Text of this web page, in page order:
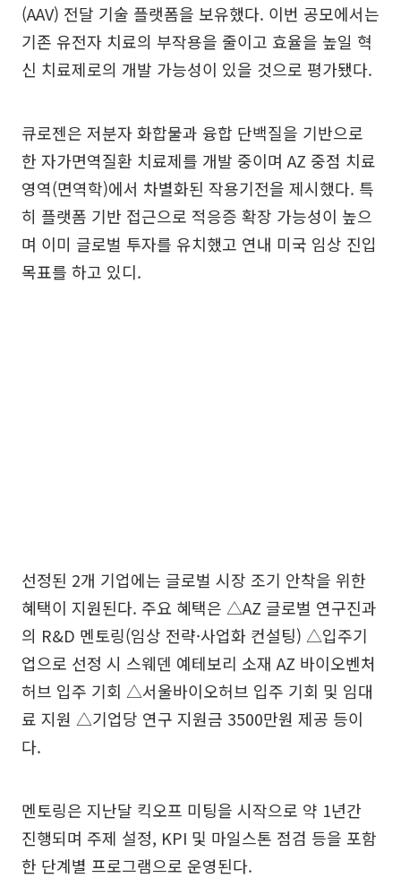
(AAV) 전달 기술 플랫폼을 보유했다. 이번 공모에서는
기존 유전자 치료의 부작용을 줄이고 효율을 높일 혁
신 치료제로의 개발 가능성이 있을 것으로 평가됐다.
큐로젠은 저분자 화합물과 융합 단백질을 기반으로
한 자가면역질환 치료제를 개발 중이며 AZ 중점 치료
영역(면역학)에서 차별화된 작용기전을 제시했다. 특
히 플랫폼 기반 접근으로 적응증 확장 가능성이 높으
며 이미 글로벌 투자를 유치했고 연내 미국 임상 진입
목표를 하고 있디.
선정된 2개 기업에는 글로벌 시장 조기 안착을 위한
혜택이 지원된다. 주요 혜택은 △AZ 글로벌 연구진과
의 R&D 멘토링(임상 전략·사업화 컨설팅) △입주기
업으로 선정 시 스웨덴 예테보리 소재 AZ 바이오벤처
허브 입주 기회 △서울바이오허브 입주 기회 및 임대
료 지원 △기업당 연구 지원금 3500만원 제공 등이
다.
멘토링은 지난달 킥오프 미팅을 시작으로 약 1년간
진행되며 주제 설정, KPI 및 마일스톤 점검 등을 포함
한 단계별 프로그램으로 운영된다.